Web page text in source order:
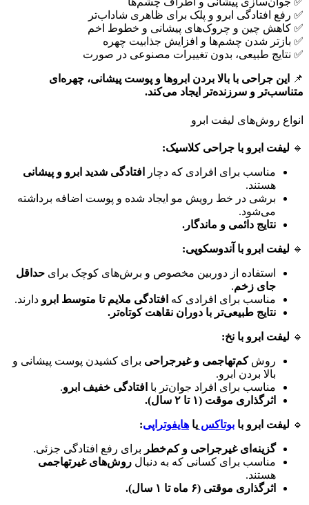
✅ رفع افتادگی ابرو و پلک برای ظاهری شاداب‌تر
✅ کاهش چین و چروک‌های پیشانی و خطوط اخم
✅ بازتر شدن چشم‌ها و افزایش جذابیت چهره
✅ نتایج طبیعی، بدون تغییرات مصنوعی در صورت
📌
این جراحی با بالا بردن ابروها و پوست پیشانی، چهره‌ای
متناسب‌تر و سرزنده‌تر ایجاد می‌کند.
انواع روش‌های لیفت ابرو
🔹 لیفت ابرو با جراحی کلاسیک:
مناسب برای افرادی که دچار
افتادگی شدید ابرو و پیشانی
هستند.
برشی در خط رویش مو ایجاد شده و پوست اضافه برداشته
می‌شود.
نتایج دائمی و ماندگار.
🔹 لیفت ابرو با آندوسکوپی:
استفاده از دوربین مخصوص و برش‌های کوچک برای حداقل
جای زخم.
مناسب برای افرادی که افتادگی ملایم تا متوسط ابرو دارند.
نتایج طبیعی‌تر با دوران نقاهت کوتاه‌تر.
🔹 لیفت ابرو با نخ:
روشکم‌تهاجمی و غیرجراحی برای کشیدن پوست پیشانی و
بالا بردن ابرو.
مناسب برای افراد جوان‌تر با افتادگی خفیف ابرو.
اثرگذاری موقت (۱ تا ۲ سال).
🔹 لیفت ابرو با بوتاکس یا هایفوتراپی:
گزینه‌ای غیرجراحی و کم‌خطر برای رفع افتادگی جزئی.
مناسب برای کسانی که به دنبال روش‌های غیرتهاجمی
هستند.
اثرگذاری موقتی (۶ ماه تا ۱ سال).